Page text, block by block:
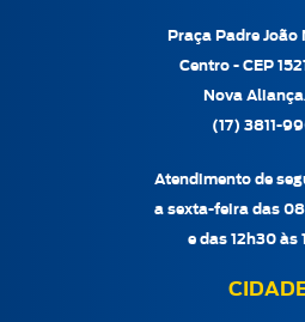
Praça Padre João
Centro - CEP
Nova
(17) 3811-
Atendimento de
a sexta-feira das
e das 12h30 às